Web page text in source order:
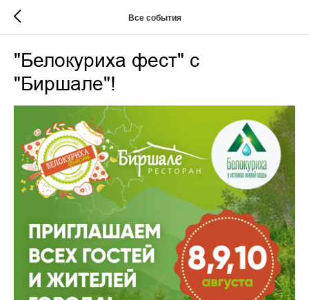
Все события
"Белокуриха фест" с
"Биршале"!